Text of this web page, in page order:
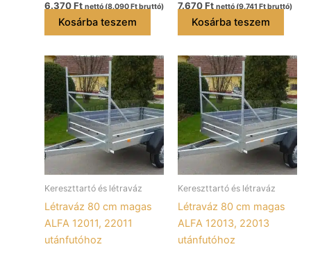
6.370Ft nettó (8.090Ftbruttó)
Kosárba teszem
7.670Ft nettó (9.741 Ftbruttó)
Kosárba teszem
Kereszttartó és létraváz
Létraváz 80 cm magas
ALFA 12011, 22011
utánfutóhoz
Kereszttartó és létraváz
Létraváz 80 cm magas
ALFA 12013, 22013
utánfutóhoz